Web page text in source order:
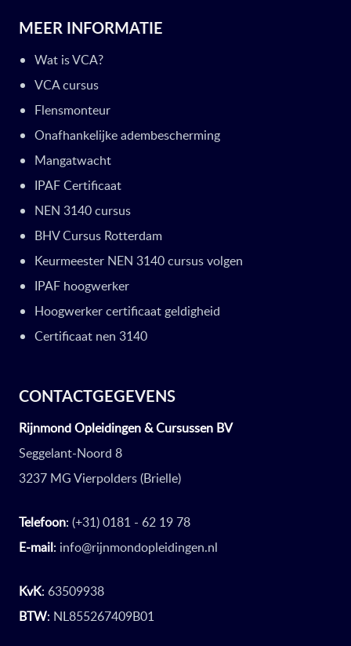
MEER INFORMATIE
Wat is VCA?
VCA cursus
Flensmonteur
Onafhankelijke adembescherming
Mangatwacht
IPAF Certificaat
NEN 3140 cursus
BHV Cursus Rotterdam
Keurmeester NEN 3140 cursus volgen
IPAF hoogwerker
Hoogwerker certificaat geldigheid
Certificaat nen 3140
CONTACTGEGEVENS
Rijnmond Opleidingen & Cursussen BV
Seggelant-Noord 8
3237 MG Vierpolders (Brielle)
Telefoon: (+31) 0181 - 62 19 78
E-mail: info@rijnmondopleidingen.nl
KvK: 63509938
BTW: NL855267409B01